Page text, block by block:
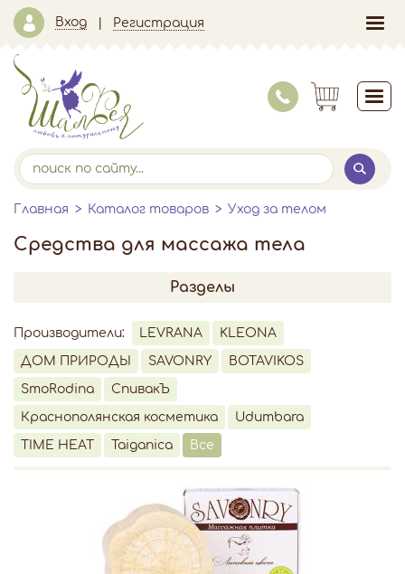
Вход Регистрация
Главная Каталог товаров Уход за телом
Средства для массажа тела
Разделы
Производители: LEVRANA KLEONA
ДОМ ПРИРОДЫ SAVONRY BOTAVIKOS
SmoRodina СпивакЪ
Краснополянская косметика Udumbara
TIME HEAT Taiganica Все